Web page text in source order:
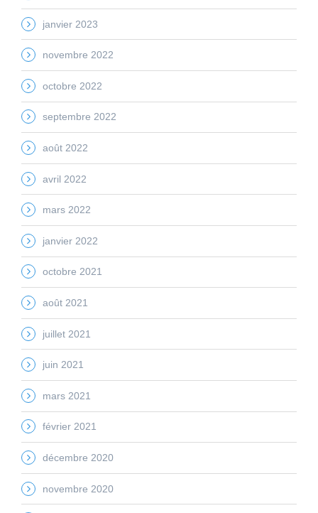
janvier 2023
novembre 2022
octobre 2022
septembre 2022
août 2022
avril 2022
mars 2022
janvier 2022
octobre 2021
août 2021
juillet 2021
juin 2021
mars 2021
février 2021
décembre 2020
novembre 2020